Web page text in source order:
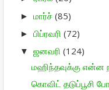
► மார்ச் (85)
► பிப்ரவரி (72)
▼ ஜனவரி (124)
மஹிந்தவுக்கு என்ன
கொவிட் தடுப்பூசி